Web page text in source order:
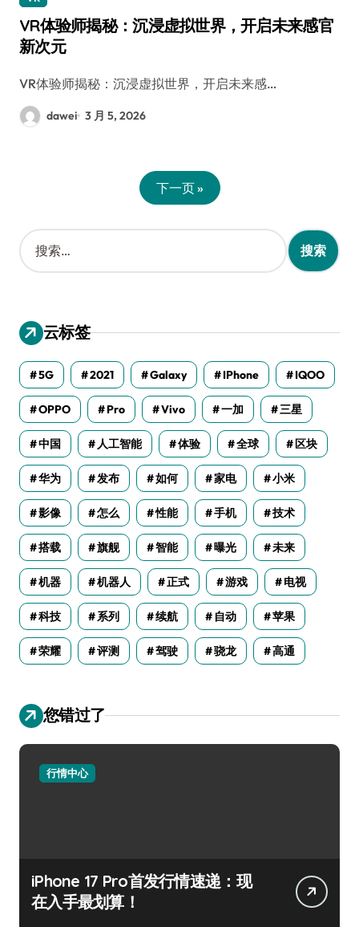
VR体验师揭秘：沉浸虚拟世界，开启未来感官
新次元
VR体验师揭秘：沉浸虚拟世界，开启未来感…
dawei 3 月 5, 2026
下一页 »
搜
索
：
云标签
5G 2021 Galaxy IPhone IQOO
OPPO Pro Vivo 一加 三星
中国 人工智能 体验 全球 区块
华为 发布 如何 家电 小米
影像 怎么 性能 手机 技术
搭载 旗舰 智能 曝光 未来
机器 机器人 正式 游戏 电视
科技 系列 续航 自动 苹果
荣耀 评测 驾驶 骁龙 高通
您错过了
行情中心
iPhone 17 Pro首发行情速递：现
在入手最划算！